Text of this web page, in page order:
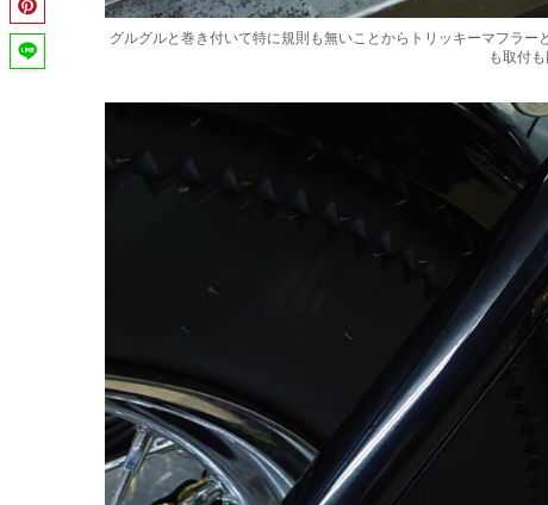
グルグルと巻き付いて特に規則も無いことからトリッキーマフラ
も取付